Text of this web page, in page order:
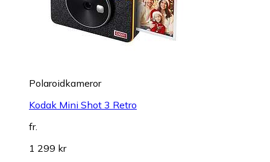
Polaroidkameror
Kodak Mini Shot 3 Retro
fr.
1 299 kr